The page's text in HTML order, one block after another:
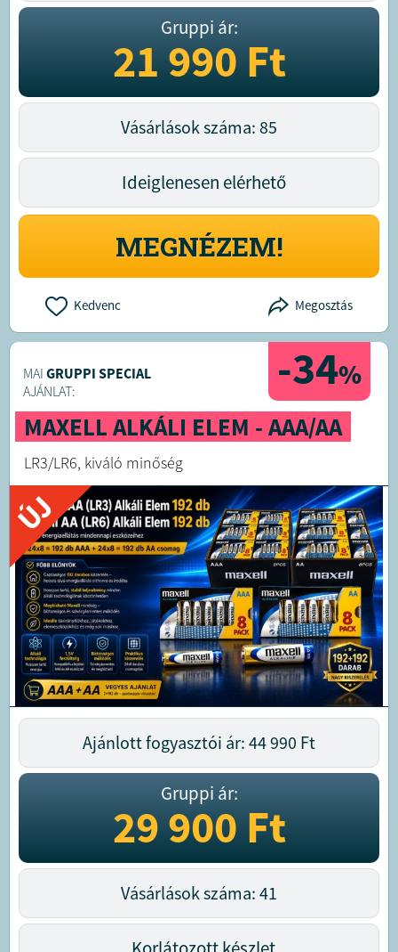
Gruppi ár:
21 990Ft
Vásárlások száma: 85
Ideiglenesen elérhető
MEGNÉZEM!
Kedvenc Megosztás
-34%
MAI GRUPPI SPECIAL
AJÁNLAT:
MAXELL ALKÁLI ELEM - AAA/AA
LR3/LR6, kiváló minőség
ÚJ
Ajánlott fogyasztói ár: 44 990 Ft
Gruppi ár:
29 900Ft
Vásárlások száma: 41